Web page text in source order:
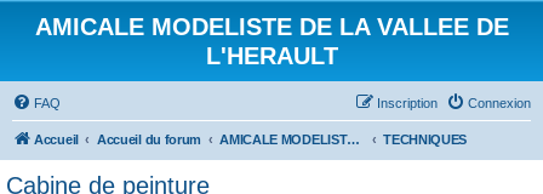
AMICALE MODELISTE DE LA VALLEE DE
L'HERAULT
FAQ Connexion
Inscription
Accueil Accueil du forum AMICALE MODELISTE DE LA VALLEE DE L'HERAULT TECHNIQUES
Cabine de peinture